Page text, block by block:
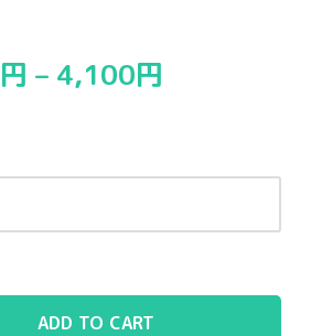
円 – 4,100円
ADD TO CART